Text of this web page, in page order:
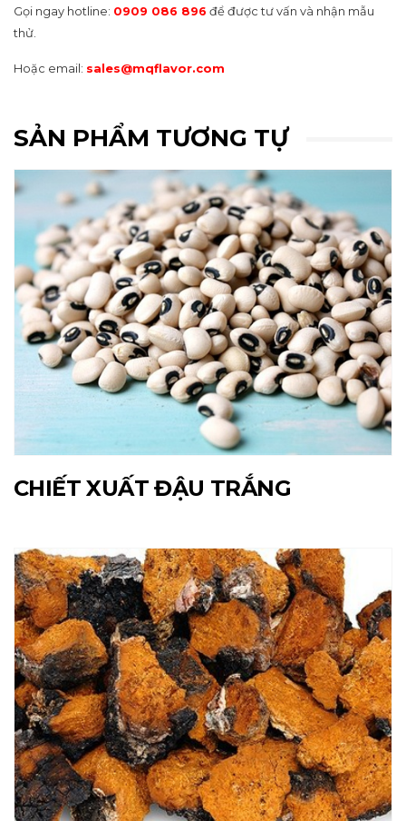
Gọi ngay hotline: 0909 086 896 để được tư vấn và nhận mẫu
thử.
Hoặc email: sales@mqflavor.com
SẢN PHẨM TƯƠNG TỰ
CHIẾT XUẤT ĐẬU TRẮNG